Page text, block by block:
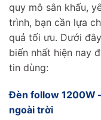
quy mô sân khấu,
trình, bạn cần lựa
quả tối ưu. Dưới
biến nhất hiện nay
tin dùng:
Đèn follow 1200W
ngoài trời